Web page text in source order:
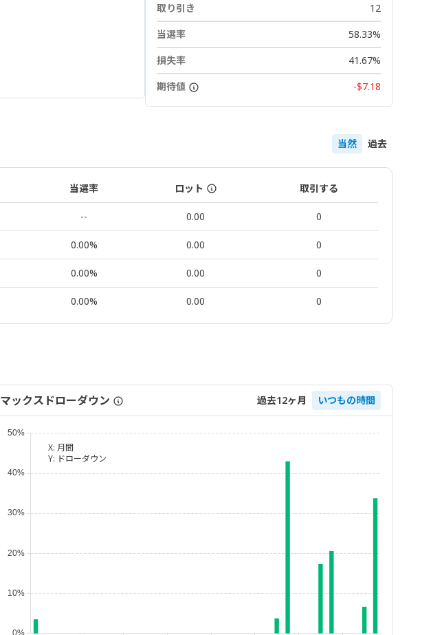
取り引き
12
当選率
58.33%
損失率
41.67%
期待値
-$7.18
当然 過去
当選率 ロット 取引する
-- 0.00 0
0.00% 0.00 0
0.00% 0.00 0
0.00% 0.00 0
マックスドローダウン 過去12ヶ月 いつもの時間
X: 月間
Y: ドローダウン